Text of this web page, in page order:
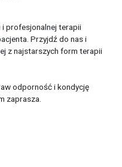
i profesjonalnej terapii
Przyjdź do nas i
z najstarszych form terapii
odporność i kondycję
zaprasza.